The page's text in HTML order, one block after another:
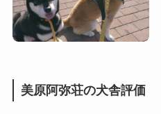
美原阿弥荘の犬舎評価